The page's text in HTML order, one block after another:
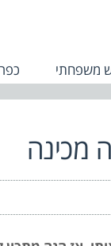
משפחתי
מכינה